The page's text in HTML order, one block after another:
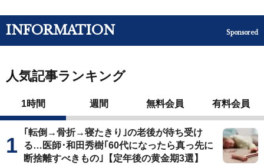
INFORMATION Sponsored
人気記事ランキング
1時間 週間 無料会員 有料会員
｢転倒→骨折→寝たきり｣の老後が待ち受け
る…医師･和田秀樹｢60代になったら真っ先に
断捨離すべきもの｣【定年後の黄金期3選】